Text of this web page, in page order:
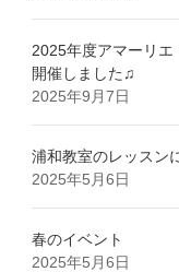
2025年度アマーリエ
開催しました♫
2025年9月7日
浦和教室のレッスン
2025年5月6日
春のイベント
2025年5月6日